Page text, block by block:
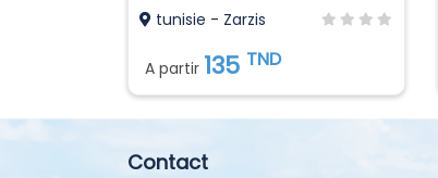
tunisie - Zarzis
A partir 135 TND
Contact